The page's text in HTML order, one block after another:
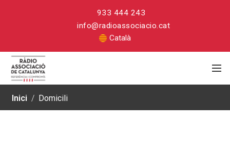
933 444 243
info@radioassociacio.cat
Català
Inici / Domicili